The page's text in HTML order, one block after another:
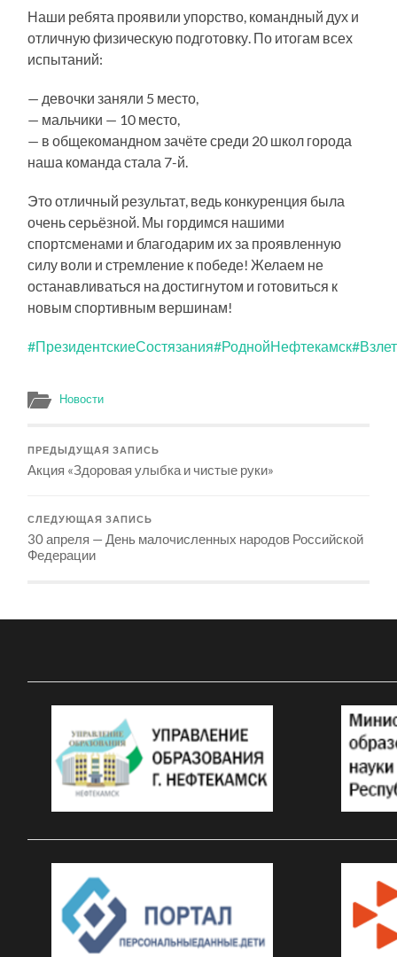
Наши ребята проявили упорство, командный дух и
отличную физическую подготовку. По итогам всех
испытаний:
— девочки заняли 5 место,
— мальчики — 10 место,
— в общекомандном зачёте среди 20 школ города
наша команда стала 7-й.
Это отличный результат, ведь конкуренция была
очень серьёзной. Мы гордимся нашими
спортсменами и благодарим их за проявленную
силу воли и стремление к победе! Желаем не
останавливаться на достигнутом и готовиться к
новым спортивным вершинам!
#ПрезидентскиеСостязания#РоднойНефтекамск
Новости
ПРЕДЫДУЩАЯ ЗАПИСЬ
Акция «Здоровая улыбка и чистые руки»
СЛЕДУЮЩАЯ ЗАПИСЬ
30 апреля — День малочисленных народов Российской
Федерации